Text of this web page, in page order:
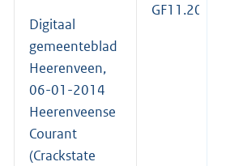
Digitaal
gemeenteblad
Heerenveen,
06-01-2014
Heerenveense
Courant
(Crackstate
GF11.2011